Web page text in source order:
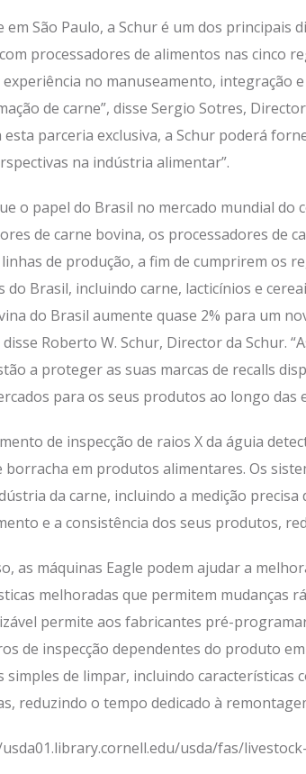
em São Paulo, a Schur é um dos
processadores de alimentos nas cinco
experiência no manuseamento, integração
de carne”, disse Sergio Sotres,
esta parceria exclusiva, a Schur poderá
na indústria alimentar”.
o papel do Brasil no mercado mundial
de carne bovina, os processadores de
de produção, a fim de cumprirem os
do Brasil, incluindo carne, lacticínios e
do Brasil aumente quase 2% para um
disse Roberto W. Schur, Director da Schur.
a proteger as suas marcas de recalls
para os seus produtos ao longo das
de inspecção de raios X da águia
borracha em produtos alimentares. Os
da carne, incluindo a medição
e a consistência dos seus produtos,
as máquinas Eagle podem ajudar a
melhoradas que permitem mudanças
permite aos fabricantes pré-
de inspecção dependentes do produto
simples de limpar, incluindo características
reduzindo o tempo dedicado à
usda/fas/